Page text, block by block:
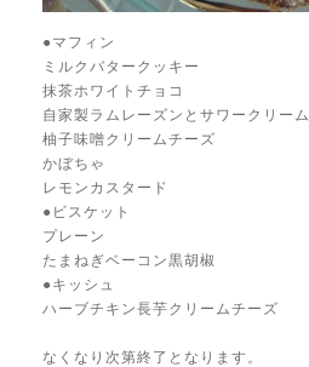
●マフィン
ミルクバタークッキー
抹茶ホワイトチョコ
自家製ラムレーズンとサワークリーム
柚子味噌クリームチーズ
かぼちゃ
レモンカスタード
●ビスケット
プレーン
たまねぎベーコン黒胡椒
●キッシュ
ハーブチキン長芋クリームチーズ
なくなり次第終了となります。